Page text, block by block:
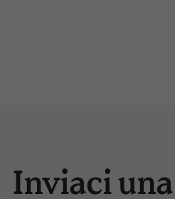
Inviaci